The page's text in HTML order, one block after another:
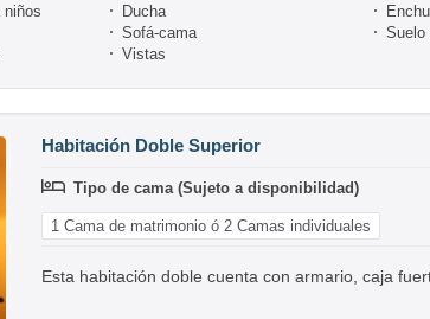
niños Ducha
Sofá-cama Suelo
Vistas
Habitación Doble Superior
Tipo de cama (Sujeto a disponibilidad)
1 Cama de matrimonio ó 2 Camas individuales
Esta habitación doble cuenta con armario, caja